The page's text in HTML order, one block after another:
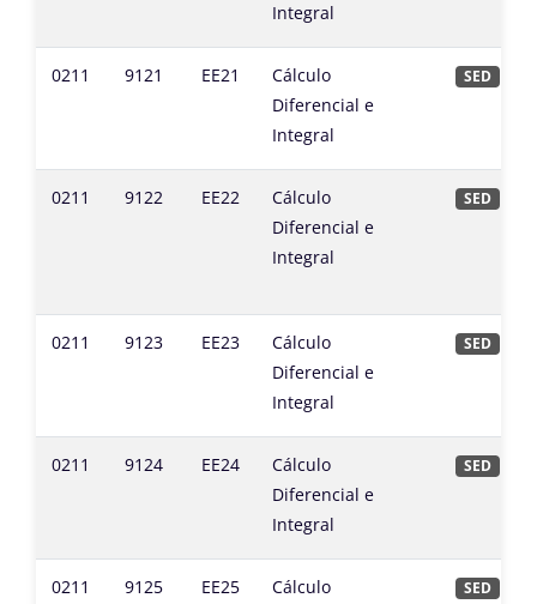
Integral
0211 9121 EE21
Cálculo
Diferencial e
Integral
SED
0211 9122 EE22
Cálculo
Diferencial e
Integral
SED
0211 9123 EE23
Cálculo
Diferencial e
Integral
SED
0211 9124 EE24
Cálculo
Diferencial e
Integral
SED
0211 9125 EE25
Cálculo
SED